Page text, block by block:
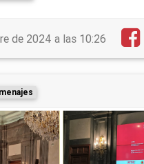
de 2024 a las 10:26